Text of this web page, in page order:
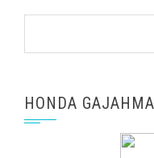
HONDA